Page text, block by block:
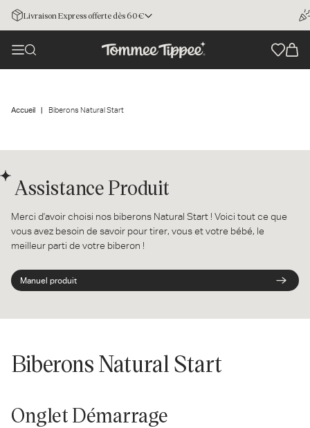
Livraison Express offerte dès 60€
Accueil Biberons Natural Start
Assistance Produit
Merci d'avoir choisi nos biberons Natural Start ! Voici tout ce que
vous avez besoin de savoir pour tirer, vous et votre bébé, le
meilleur parti de votre biberon !
Manuel produit
Biberons Natural Start
Onglet Démarrage